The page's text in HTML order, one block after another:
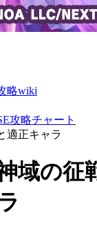
略wiki
攻略チャート
適正キャラ
域の征